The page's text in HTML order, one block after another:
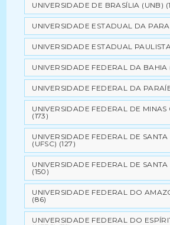
UNIVERSIDADE DE BRASÍLIA (UNB)
UNIVERSIDADE ESTADUAL DA
UNIVERSIDADE ESTADUAL
UNIVERSIDADE FEDERAL DA BAHIA
UNIVERSIDADE FEDERAL DA
UNIVERSIDADE FEDERAL DE MINAS
(173)
UNIVERSIDADE FEDERAL DE
(UFSC) (127)
UNIVERSIDADE FEDERAL DE
(150)
UNIVERSIDADE FEDERAL DO
(86)
UNIVERSIDADE FEDERAL DO